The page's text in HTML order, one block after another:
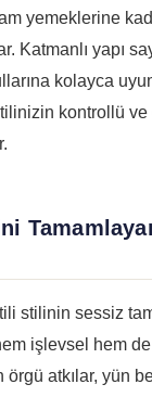
yemeklerine
Katmanlı yapı
kolayca
kontrollü ve
stilinin sessiz
işlevsel hem
örgü atkılar, yün